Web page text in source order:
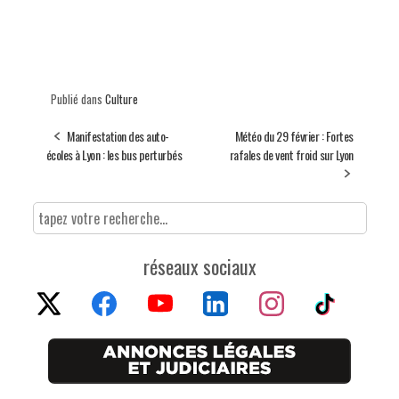
Publié dans Culture
Manifestation des auto-
écoles à Lyon : les bus perturbés
Météo du 29 février : Fortes
rafales de vent froid sur Lyon
réseaux sociaux